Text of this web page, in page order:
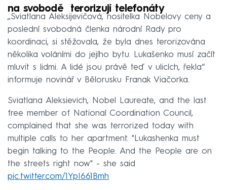
na svobodě terorizují telefonáty
„Sviatlana Aleksijevičová, nositelka Nobelovy ceny a
poslední svobodná členka národní Rady pro
koordinaci, si stěžovala, že byla dnes terorizována
několika voláními do jejího bytu. Lukašenko musí začít
mluvit s lidmi. A lidé jsou právě teď v ulicích, řekla“
informuje novinář v Bělorusku Franak Viačorka.
Sviatlana Aleksievich, Nobel Laureate, and the last
free member of National Coordination Council,
complained that she was terrorized today with
multiple calls to her apartment. "Lukashenka must
begin talking to the People. And the People are on
the streets right now" - she said
pic.twitter.com/1YpI661Bmh